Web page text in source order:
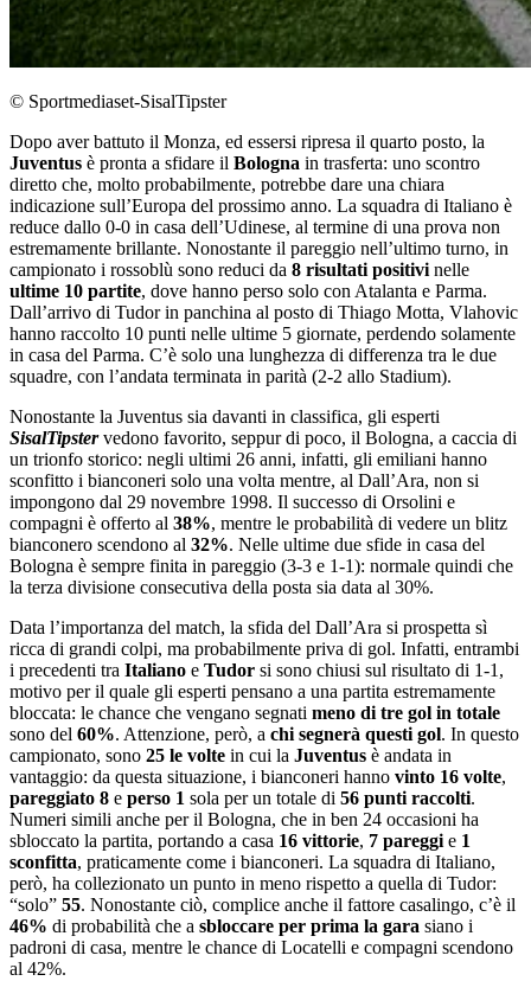
© Sportmediaset-SisalTipster
Dopo aver battuto il Monza, ed essersi ripresa il quarto posto, la
Juventus è pronta a sfidare il Bologna in trasferta: uno scontro
diretto che, molto probabilmente, potrebbe dare una chiara
indicazione sull’Europa del prossimo anno. La squadra di Italiano è
reduce dallo 0-0 in casa dell’Udinese, al termine di una prova non
estremamente brillante. Nonostante il pareggio nell’ultimo turno, in
campionato i rossoblù sono reduci da 8 risultati positivi nelle
ultime 10 partite, dove hanno perso solo con Atalanta e Parma.
Dall’arrivo di Tudor in panchina al posto di Thiago Motta, Vlahovic
hanno raccolto 10 punti nelle ultime 5 giornate, perdendo solamente
in casa del Parma. C’è solo una lunghezza di differenza tra le due
squadre, con l’andata terminata in parità (2-2 allo Stadium).
Nonostante la Juventus sia davanti in classifica, gli esperti
SisalTipstervedono favorito, seppur di poco, il Bologna, a caccia di
un trionfo storico: negli ultimi 26 anni, infatti, gli emiliani hanno
sconfitto i bianconeri solo una volta mentre, al Dall’Ara, non si
impongono dal 29 novembre 1998. Il successo di Orsolini e
compagni è offerto al 38%, mentre le probabilità di vedere un blitz
bianconero scendono al 32%. Nelle ultime due sfide in casa del
Bologna è sempre finita in pareggio (3-3 e 1-1): normale quindi che
la terza divisione consecutiva della posta sia data al 30%.
Data l’importanza del match, la sfida del Dall’Ara si prospetta sì
ricca di grandi colpi, ma probabilmente priva di gol. Infatti, entrambi
i precedenti tra Italiano e Tudor si sono chiusi sul risultato di 1-1,
motivo per il quale gli esperti pensano a una partita estremamente
bloccata: le chance che vengano segnati meno di tre gol in totale
sono del 60%. Attenzione, però, a chi segnerà questi gol. In questo
campionato, sono 25 le volte in cui la Juventus è andata in
vantaggio: da questa situazione, i bianconeri hanno vinto 16 volte,
pareggiato 8 e perso 1 sola per un totale di 56 punti raccolti.
Numeri simili anche per il Bologna, che in ben 24 occasioni ha
sbloccato la partita, portando a casa 16 vittorie, 7 pareggi e 1
sconfitta, praticamente come i bianconeri. La squadra di Italiano,
però, ha collezionato un punto in meno rispetto a quella di Tudor:
“solo” 55. Nonostante ciò, complice anche il fattore casalingo, c’è il
46% di probabilità che a sbloccare per prima la gara siano i
padroni di casa, mentre le chance di Locatelli e compagni scendono
al 42%.